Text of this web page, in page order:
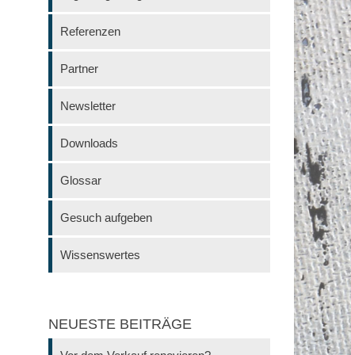
Referenzen
Partner
Newsletter
Downloads
Glossar
Gesuch aufgeben
Wissenswertes
NEUESTE BEITRÄGE